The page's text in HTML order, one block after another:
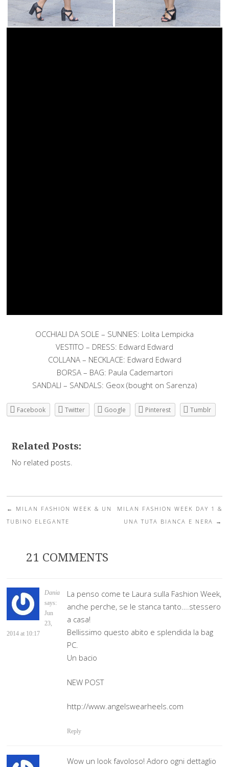
OCCHIALI DA SOLE – SUNNIES: Lolita Lempicka
VESTITO – DRESS: Edward Edward
COLLANA – NECKLACE: Edward Edward
BORSA – BAG: Paula Cademartori
SANDALI – SANDALS: Geox (bought on Sarenza)
Facebook Twitter Google Pinterest Tumblr
Related Posts:
No related posts.
Post navigation
←
MILAN FASHION WEEK & UN
TUBINO ELEGANTE
MILAN FASHION WEEK DAY 1 &
UNA TUTA BIANCA E NERA
→
21 COMMENTS
Dania
says:
Jun
23,
2014 at 10:17
La penso come te Laura sulla Fashion Week,
anche perche, se le stanca tanto….stessero
a casa!
Bellissimo questo abito e splendida la bag
PC.
Un bacio
NEW POST
http://www.angelswearheels.com
Reply
Wow un look favoloso! Adoro ogni dettaglio